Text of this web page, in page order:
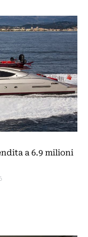
a 6.9 milioni